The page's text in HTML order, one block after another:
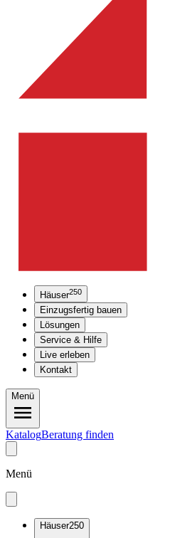
Häuser250
Einzugsfertig bauen
Lösungen
Service & Hilfe
Live erleben
Kontakt
Menü
KatalogBeratung finden
Menü
Häuser250